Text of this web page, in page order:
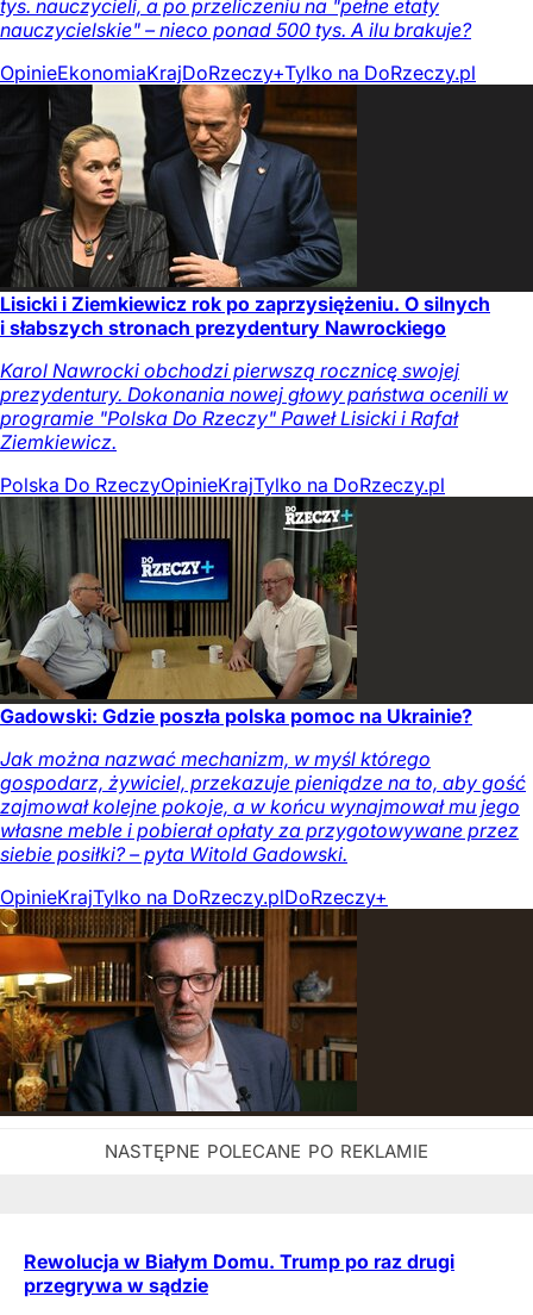
tys. nauczycieli, a po przeliczeniu na "pełne etaty
nauczycielskie" – nieco ponad 500 tys. A ilu brakuje?
OpinieEkonomiaKrajDoRzeczy+Tylko na DoRzeczy.pl
Lisicki i Ziemkiewicz rok po zaprzysiężeniu. O silnych
i słabszych stronach prezydentury Nawrockiego
Karol Nawrocki obchodzi pierwszą rocznicę swojej
prezydentury. Dokonania nowej głowy państwa ocenili w
programie "Polska Do Rzeczy" Paweł Lisicki i Rafał
Ziemkiewicz.
Polska Do RzeczyOpinieKrajTylko na DoRzeczy.pl
Gadowski: Gdzie poszła polska pomoc na Ukrainie?
Jak można nazwać mechanizm, w myśl którego
gospodarz, żywiciel, przekazuje pieniądze na to, aby gość
zajmował kolejne pokoje, a w końcu wynajmował mu jego
własne meble i pobierał opłaty za przygotowywane przez
siebie posiłki? – pyta Witold Gadowski.
OpinieKrajTylko na DoRzeczy.plDoRzeczy+
Rewolucja w Białym Domu. Trump po raz drugi
przegrywa w sądzie